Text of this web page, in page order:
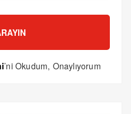
’ni Okudum, Onaylıyorum